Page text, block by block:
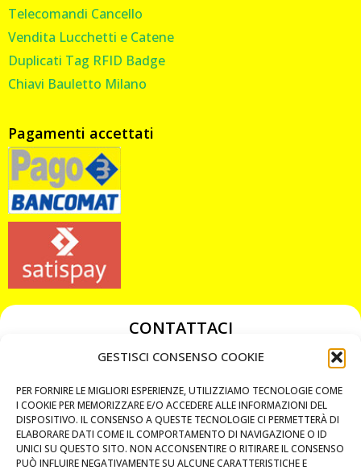
GESTISCI CONSENSO COOKIE
PER FORNIRE LE MIGLIORI ESPERIENZE, UTILIZZIAMO TECNOLOGIE COME
I COOKIE PER MEMORIZZARE E/O ACCEDERE ALLE INFORMAZIONI DEL
DISPOSITIVO. IL CONSENSO A QUESTE TECNOLOGIE CI PERMETTERÀ DI
ELABORARE DATI COME IL COMPORTAMENTO DI NAVIGAZIONE O ID
UNICI SU QUESTO SITO. NON ACCONSENTIRE O RITIRARE IL CONSENSO
PUÒ INFLUIRE NEGATIVAMENTE SU ALCUNE CARATTERISTICHE E
Telecomandi Cancello
Vendita Lucchetti e Catene
Duplicati Tag RFID Badge
Chiavi Bauletto Milano
Pagamenti accettati
CONTATTACI
349 3863811
chiavicodificate@gmail.com
Privacy Policy